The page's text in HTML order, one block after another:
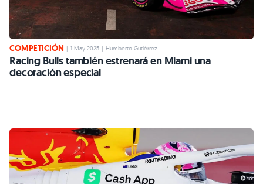
COMPETICIÓN | 1 May 2025 | Humberto Gutiérrez
Racing Bulls también estrenará en Miami una
decoración especial